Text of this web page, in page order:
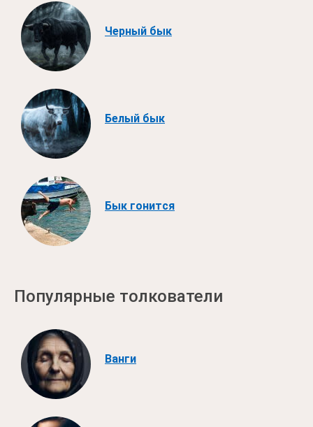
Черный бык
Белый бык
Бык гонится
Популярные толкователи
Ванги